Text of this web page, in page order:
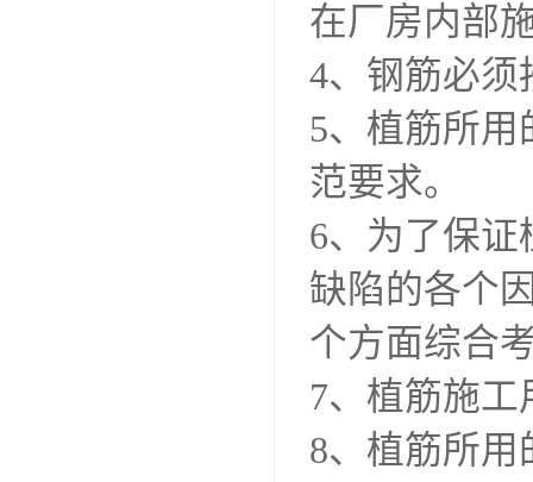
在厂房内部
4、钢筋必须
5、植筋所
范要求。
6、为了保
缺陷的各个
个方面综合
7、植筋施
8、植筋所